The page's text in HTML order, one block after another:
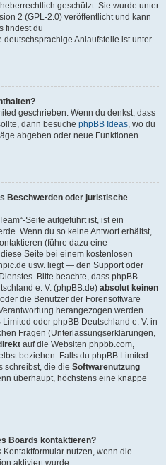
geschützt. Sie wurde unter
2 (GPL-2.0) veröffentlicht und kann
findest du
deutschsprachige Anlaufstelle ist unter
geschrieben. Wenn du denkst, dass
dann besuche phpBB Ideas, wo du
abgeben oder neue Funktionen
Beschwerden oder juristische
Seite aufgeführt ist, ist ein
Wenn du so keine Antwort erhältst,
(führe dazu eine
Seite bei einem kostenlosen
usw. liegt — den Support oder
Bitte beachte, dass phpBB
e. V. (phpBB.de) absolut keinen
die Benutzer der Forensoftware
herangezogen werden
oder phpBB Deutschland e. V. in
Fragen (Unterlassungserklärungen,
auf die Websiten phpbb.com,
beziehen. Falls du phpBB Limited
schreibst, die die Softwarenutzung
überhaupt, höchstens eine knappe
Boards kontaktieren?
nutzen, wenn die
aktiviert wurde.